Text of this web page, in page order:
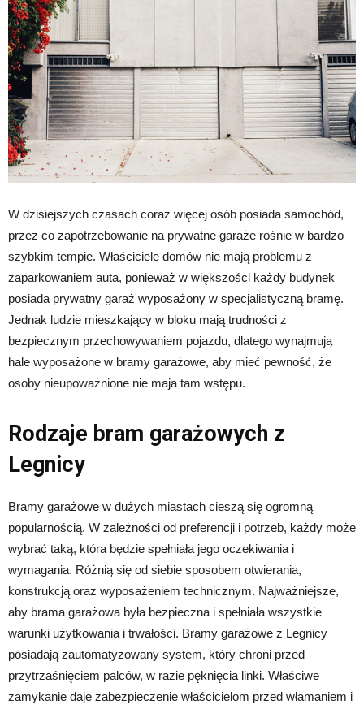
W dzisiejszych czasach coraz więcej osób posiada samochód,
przez co zapotrzebowanie na prywatne garaże rośnie w bardzo
szybkim tempie. Właściciele domów nie mają problemu z
zaparkowaniem auta, ponieważ w większości każdy budynek
posiada prywatny garaż wyposażony w specjalistyczną bramę.
Jednak ludzie mieszkający w bloku mają trudności z
bezpiecznym przechowywaniem pojazdu, dlatego wynajmują
hale wyposażone w bramy garażowe, aby mieć pewność, że
osoby nieupoważnione nie maja tam wstępu.
Rodzaje bram garażowych z
Legnicy
Bramy garażowe w dużych miastach cieszą się ogromną
popularnością. W zależności od preferencji i potrzeb, każdy może
wybrać taką, która będzie spełniała jego oczekiwania i
wymagania. Różnią się od siebie sposobem otwierania,
konstrukcją oraz wyposażeniem technicznym. Najważniejsze,
aby brama garażowa była bezpieczna i spełniała wszystkie
warunki użytkowania i trwałości. Bramy garażowe z Legnicy
posiadają zautomatyzowany system, który chroni przed
przytrzaśnięciem palców, w razie pęknięcia linki. Właściwe
zamykanie daje zabezpieczenie właścicielom przed włamaniem i